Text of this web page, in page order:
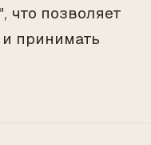
что позволяет
принимать